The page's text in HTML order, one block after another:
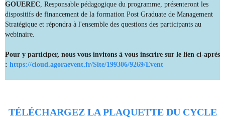
GOUEREC, Responsable pédagogique du programme, présenteront les
dispositifs de financement de la formation Post Graduate de Management
Stratégique et répondra à l'ensemble des questions des participants au
webinaire.
Pour y participer, nous vous invitons à vous inscrire sur le lien ci-après
: https://cloud.agoraevent.fr/Site/199306/9269/Event
TÉLÉCHARGEZ LA PLAQUETTE DU CYCLE